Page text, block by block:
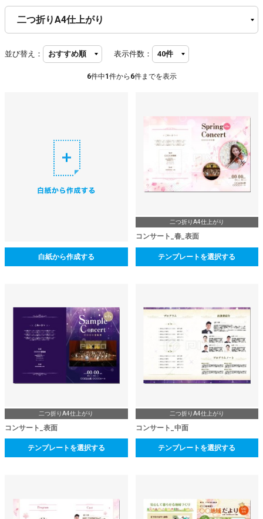
並び替え： 表示件数：
6件中1 件から 6件までを表示
白紙から作成する
二つ折りA4仕上がり
コンサート_春_表面
テンプレートを選択する
二つ折りA4仕上がり
コンサート_表面
テンプレートを選択する
二つ折りA4仕上がり
コンサート_中面
テンプレートを選択する